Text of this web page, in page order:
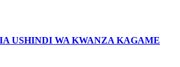
USHINDI WA KWANZA KAGAME